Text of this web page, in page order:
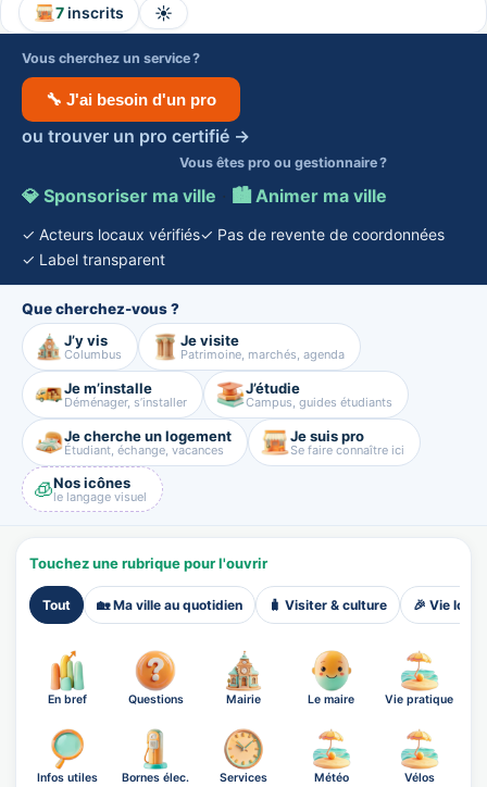
7inscrits ☀️
Vous cherchez un service ?
🔧 J'ai besoin d'un pro
ou trouver un pro certifié →
Vous êtes pro ou gestionnaire ?
💎 Sponsoriser ma ville · 🏙️ Animer ma ville
✓ Acteurs locaux vérifiés✓ Pas de revente de coordonnées
✓ Label transparent
Que cherchez-vous ?
J’y vis
Columbus
Je visite
Patrimoine, marchés, agenda
Je m’installe
Déménager, s’installer
J’étudie
Campus, guides étudiants
Je cherche un logement
Étudiant, échange, vacances
Je suis pro
Se faire connaître ici
🧊Nos icônes
le langage visuel
Touchez une rubrique pour l'ouvrir
Tout 🏡 Ma ville au quotidien 🧳 Visiter & culture 🎉 Vie
En bref Questions Mairie Le maire Vie pratique
Infos utiles Bornes élec. Services Météo Vélos